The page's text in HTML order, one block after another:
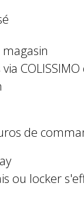
de
ou locker